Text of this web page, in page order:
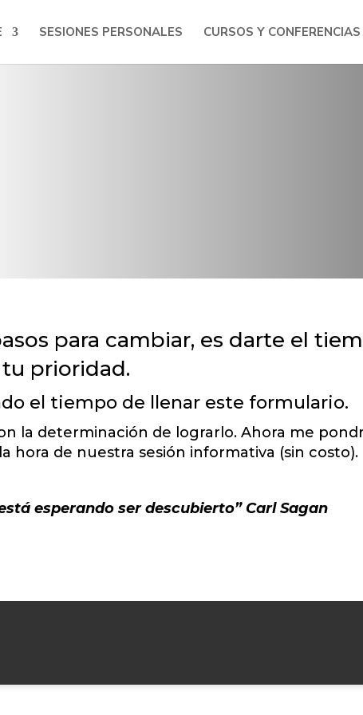
SESIONES PERSONALES CURSOS Y CONFERENCIAS
para cambiar, es darte el
prioridad.
el tiempo de llenar este formulario.
la determinación de lograrlo. Ahora me
hora de nuestra sesión informativa (sin costo).
esperando ser descubierto” Carl Sagan